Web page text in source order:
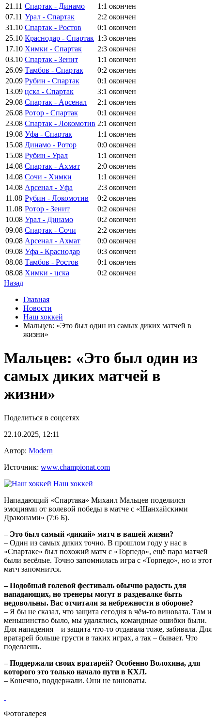
21.11 Спартак - Динамо 1:1 окончен
07.11 Урал - Спартак 2:2 окончен
31.10 Спартак - Ростов 0:1 окончен
25.10 Краснодар - Спартак 1:3 окончен
17.10 Химки - Спартак 2:3 окончен
03.10 Спартак - Зенит 1:1 окончен
26.09 Тамбов - Спартак 0:2 окончен
20.09 Рубин - Спартак 0:1 окончен
13.09 цска - Спартак 3:1 окончен
29.08 Спартак - Арсенал 2:1 окончен
26.08 Ротор - Спартак 0:1 окончен
23.08 Спартак - Локомотив 2:1 окончен
19.08 Уфа - Спартак 1:1 окончен
15.08 Динамо - Ротор 0:0 окончен
15.08 Рубин - Урал 1:1 окончен
14.08 Спартак - Ахмат 2:0 окончен
14.08 Сочи - Химки 1:1 окончен
14.08 Арсенал - Уфа 2:3 окончен
11.08 Рубин - Локомотив 0:2 окончен
11.08 Ротор - Зенит 0:2 окончен
10.08 Урал - Динамо 0:2 окончен
09.08 Спартак - Сочи 2:2 окончен
09.08 Арсенал - Ахмат 0:0 окончен
09.08 Уфа - Краснодар 0:3 окончен
08.08 Тамбов - Ростов 0:1 окончен
08.08 Химки - цска 0:2 окончен
Назад
Главная
Новости
Наш хоккей
Мальцев: «Это был один из самых диких матчей в
жизни»
Мальцев: «Это был один из
самых диких матчей в
жизни»
Поделиться в соцсетях
22.10.2025, 12:11
Автор: Modern
Источник: www.championat.com
Наш хоккей
Нападающий «Спартака» Михаил Мальцев поделился
эмоциями от волевой победы в матче с «Шанхайскими
Драконами» (7:6 Б).
– Это был самый «дикий» матч в вашей жизни?
– Один из самых диких точно. В прошлом году у нас в
«Спартаке» был похожий матч с «Торпедо», ещё пара матчей
были весёлые. Точно запомнилась игра с «Торпедо», но и этот
матч запомнится.
– Подобный голевой фестиваль обычно радость для
нападающих, но тренеры могут в раздевалке быть
недовольны. Вас отчитали за небрежности в обороне?
– Я бы не сказал, что защита сегодня в чём-то виновата. Там и
меньшинство было, мы удалялись, командные ошибки были.
Для нападения – и защита что-то отдавала тоже, забивала. Для
вратарей больше грусти в таких играх, а так – бывает. Что
поделаешь.
– Поддержали своих вратарей? Особенно Волохина, для
которого это только начало пути в КХЛ.
– Конечно, поддержали. Они не виноваты.
Фотогалерея